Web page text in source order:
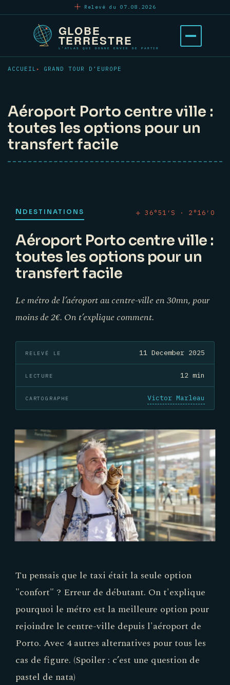
Relevé du 07.08.2026
Ouvrir
le
ACCUEIL GRAND TOUR D’EUROPE
Aéroport Porto centre ville :
toutes les options pour un
transfert facile
N DESTINATIONS ✛ 36°51′S · 2°16′O
Aéroport Porto centre ville :
toutes les options pour un
transfert facile
Le métro de l’aéroport au centre-ville en 30mn, pour
moins de 2€. On t’explique comment.
RELEVÉ LE 11 December 2025
LECTURE 12 min
CARTOGRAPHE Victor Marleau
Tu pensais que le taxi était la seule option
"confort" ? Erreur de débutant. On t'explique
pourquoi le métro est la meilleure option pour
rejoindre le centre-ville depuis l'aéroport de
Porto. Avec 4 autres alternatives pour tous les
cas de figure. (Spoiler : c’est une question de
pastel de nata)